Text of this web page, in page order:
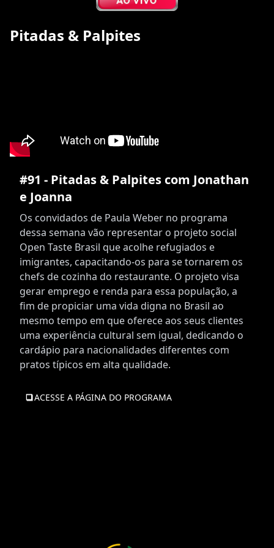
Pitadas & Palpites
#91 - Pitadas & Palpites com Jonathan
e Joanna
Os convidados de Paula Weber no programa
dessa semana vão representar o projeto social
Open Taste Brasil que acolhe refugiados e
imigrantes, capacitando-os para se tornarem os
chefs de cozinha do restaurante. O projeto visa
gerar emprego e renda para essa população, a
fim de propiciar uma vida digna no Brasil ao
mesmo tempo em que oferece aos seus clientes
uma experiência cultural sem igual, dedicando o
cardápio para nacionalidades diferentes com
pratos típicos em alta qualidade.
ACESSE A PÁGINA DO PROGRAMA